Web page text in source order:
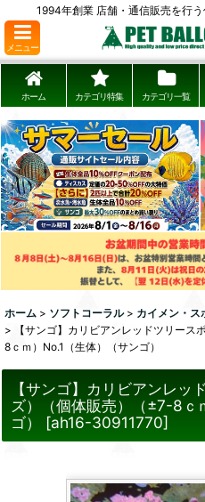
1994年創業 店舗・通信販売を行
メニュー
ホーム カテゴリ特集 カテゴリ一覧
ホーム > ソフトコーラル > カイメン・ス
>
【サンゴ】カリビアンレッドツリー
8ｃｍ）No.1（生体）（サンゴ）
【サンゴ】カリビアンレッ
ズ）（個体販売）（±7-8ｃ
ゴ）
[ah16-30911770]